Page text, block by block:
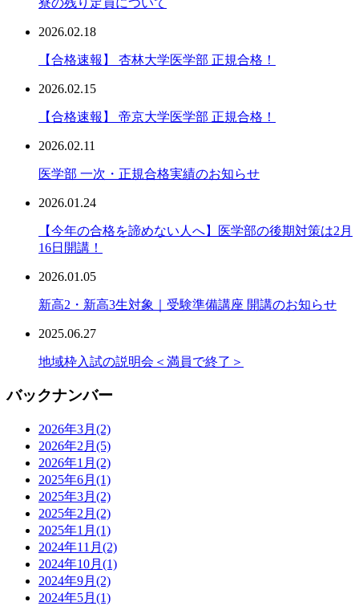
2026.02.18
【合格速報】 杏林大学医学部 正規合格！
2026.02.15
【合格速報】 帝京大学医学部 正規合格！
2026.02.11
医学部 一次・正規合格実績のお知らせ
2026.01.24
【今年の合格を諦めない人へ】医学部の後期対策は2月
16日開講！
2026.01.05
新高2・新高3生対象｜受験準備講座 開講のお知らせ
2025.06.27
地域枠入試の説明会＜満員で終了＞
バックナンバー
2026年3月 (2)
2026年2月 (5)
2026年1月 (2)
2025年6月 (1)
2025年3月 (2)
2025年2月 (2)
2025年1月 (1)
2024年11月 (2)
2024年10月 (1)
2024年9月 (2)
2024年5月 (1)